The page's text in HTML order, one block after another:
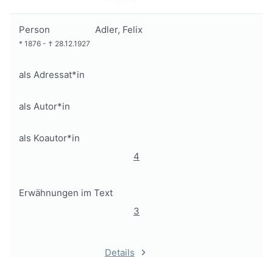
Person Adler, Felix
* 1876 - † 28.12.1927
als Adressat*in
als Autor*in
als Koautor*in
4
Erwähnungen im Text
3
Details